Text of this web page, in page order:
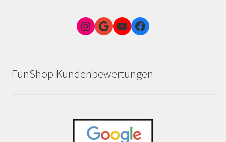
Instagram
Google Link zum FunShop WienYouTubeFacebook
FunShop Kundenbewertungen